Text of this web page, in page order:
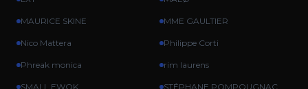
MAURICE SKINE MME GAULTIER
Nico Mattera Philippe Corti
Phreak monica rim laurens
SMALL EWOK STÉPHANE POMPOUGNAC